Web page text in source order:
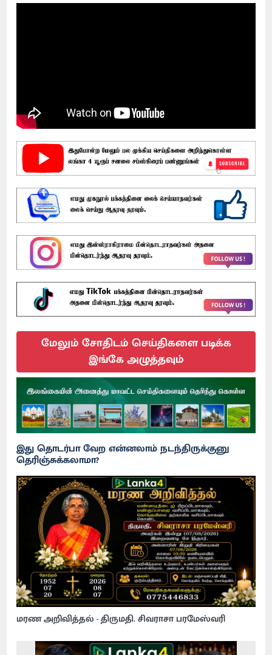
மேலும் சோதிடம் செய்திகளை படிக்க
இங்கே அழுத்தவும்
இது தொடர்பா வேற என்னலாம் நடந்திருக்குனு
தெரிஞ்சுக்கலாமா?
மரண அறிவித்தல் - திருமதி. சிவராசா பரமேஸ்வரி